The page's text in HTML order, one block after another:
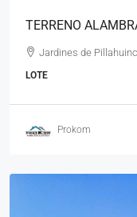
TERRENO
Jardines de
LOTE
Prokom